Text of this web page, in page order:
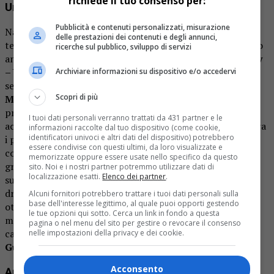
Una lunga e premiata carriera
Nato aChicago nel 1962, Braugher aveva esordito in
televisione recitando nella serieKojak del 1989.
Lo stesso
anno poi ottenne un ruolo per il grande schermo in
Glory
– Uomini di gloria, film ambientato durante la guerra di
secessione americana, al fianco di
Morgan Freeman. Negli anni ’90 prese parte a diverse
produzioni, tra cui il thriller cultScheggie di Paura
accanto aRichard Gere ed Edward Norton. Fu inoltre tra
i protagonisti diCity Of Angels – La città degli angeli,
con
Nicholas Cage e Meg Ryan. A conferma del suo
grande talento, Braughner vinse un premio Emmy per il
suo ruolo da migliore attore protagonista in una serie
drammatica per Homicide, nel 1998. Successivamente,
ottenne nuovamente questo riconoscimento per la
miniserieThief – Il professionista. Ottenne inoltre due
candidature aiGolden Globesed una ai
Guild Awards.
Pubblicità e contenuti personalizzati, misurazione
delle prestazioni dei contenuti e degli annunci,
ricerche sul pubblico, sviluppo di servizi
Archiviare informazioni su dispositivo e/o accedervi
Scopri di più
I tuoi dati personali verranno trattati da 431 partner e le
informazioni raccolte dal tuo dispositivo (come cookie,
identificatori univoci e altri dati del dispositivo) potrebbero
essere condivise con questi ultimi, da loro visualizzate e
memorizzate oppure essere usate nello specifico da questo
sito. Noi e i nostri partner potremmo utilizzare dati di
localizzazione esatti. Elenco dei partner.
Alcuni fornitori potrebbero trattare i tuoi dati personali sulla
base dell'interesse legittimo, al quale puoi opporti gestendo
le tue opzioni qui sotto. Cerca un link in fondo a questa
pagina o nel menu del sito per gestire o revocare il consenso
nelle impostazioni della privacy e dei cookie.
Acconsento